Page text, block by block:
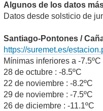
Algunos de los datos
Datos desde solsticio de
Santiago-Pontones /
https://suremet.es/
Mínimas inferiores a -
28 de octubre : -8.5ºC
22 de noviembre : -8.2ºC
29 de noviembre : -7.5ºC
26 de diciembre : -11.1ºC